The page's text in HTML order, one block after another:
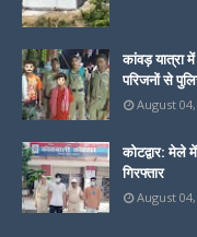
कांवड़ यात्रा
परिजनों से
August
कोटद्वार: मेले
गिरफ्तार
August